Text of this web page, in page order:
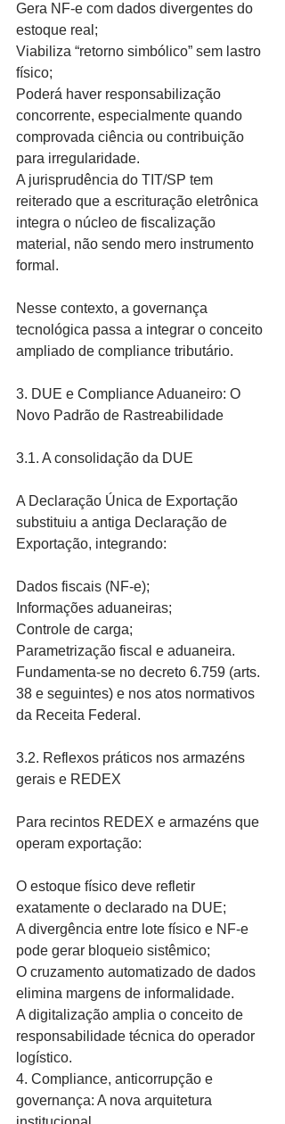
Gera NF-e com dados divergentes do
estoque real;
Viabiliza “retorno simbólico” sem lastro
físico;
Poderá haver responsabilização
concorrente, especialmente quando
comprovada ciência ou contribuição
para irregularidade.
A jurisprudência do TIT/SP tem
reiterado que a escrituração eletrônica
integra o núcleo de fiscalização
material, não sendo mero instrumento
formal.
Nesse contexto, a governança
tecnológica passa a integrar o conceito
ampliado de compliance tributário.
3. DUE e Compliance Aduaneiro: O
Novo Padrão de Rastreabilidade
3.1. A consolidação da DUE
A Declaração Única de Exportação
substituiu a antiga Declaração de
Exportação, integrando:
Dados fiscais (NF-e);
Informações aduaneiras;
Controle de carga;
Parametrização fiscal e aduaneira.
Fundamenta-se no decreto 6.759 (arts.
38 e seguintes) e nos atos normativos
da Receita Federal.
3.2. Reflexos práticos nos armazéns
gerais e REDEX
Para recintos REDEX e armazéns que
operam exportação:
O estoque físico deve refletir
exatamente o declarado na DUE;
A divergência entre lote físico e NF-e
pode gerar bloqueio sistêmico;
O cruzamento automatizado de dados
elimina margens de informalidade.
A digitalização amplia o conceito de
responsabilidade técnica do operador
logístico.
4. Compliance, anticorrupção e
governança: A nova arquitetura